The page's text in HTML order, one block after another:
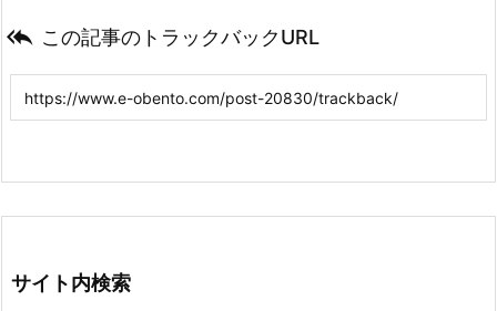
 この記事のトラックバックURL
サイト内検索